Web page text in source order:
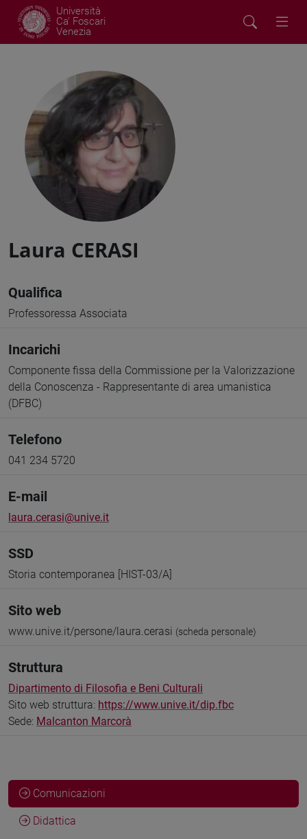
Università
Ca' Foscari
Venezia
Laura CERASI
Qualifica
Professoressa Associata
Incarichi
Componente fissa della Commissione per la Valorizzazione
della Conoscenza - Rappresentante di area umanistica
(DFBC)
Telefono
041 234 5720
E-mail
laura.cerasi@unive.it
SSD
Storia contemporanea [HIST-03/A]
Sito web
www.unive.it/persone/laura.cerasi (scheda personale)
Struttura
Dipartimento di Filosofia e Beni Culturali
Sito web struttura: https://www.unive.it/dip.fbc
Sede: Malcanton Marcorà
Comunicazioni
Didattica